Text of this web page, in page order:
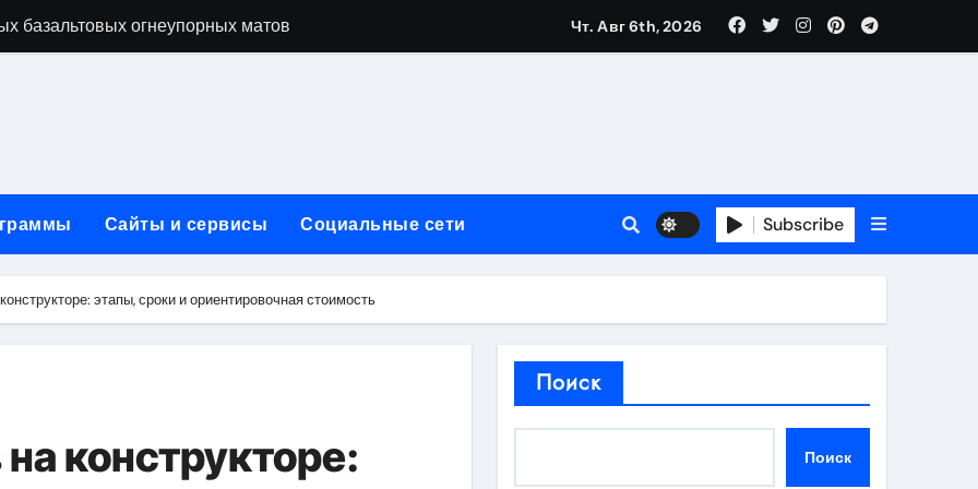
базальтовых огнеупорных матов
+ GEO/AEO — Новая формула цифрового присутствия в 2026 году
горячие и мобильные варианты, рейтинг по безопасности и советы по выбору
без верификации и участия банков с пополнением в USDT
и искусственным интеллектом
принципы SEO, рекламные каналы и техническая поддержка
Чт. Авг 6th, 2026
Сайты и сервисы Социальные сети Subscribe
этапы, сроки и ориентировочная стоимость
конструкторе:
Поиск
Поиск